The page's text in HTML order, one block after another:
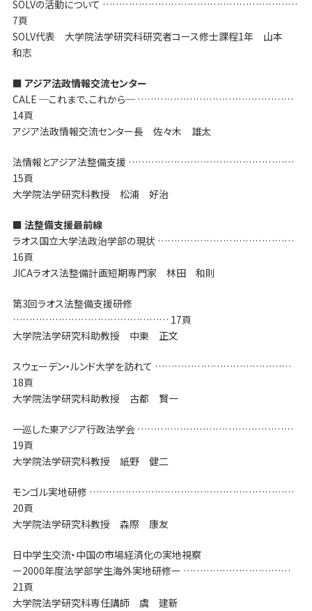
SOLVの活動について ……………………………………………………
7頁
SOLV代表 大学院法学研究科研究者コース修士課程1年 山本
和志
■ アジア法政情報交流センター
CALE ─これまで、これから─ …………………………………………
14頁
アジア法政情報交流センター長 佐々木 雄太
法情報とアジア法整備支援 ……………………………………………
15頁
大学院法学研究科教授 松浦 好治
■ 法整備支援最前線
ラオス国立大学法政治学部の現状 ……………………………………
16頁
JICAラオス法整備計画短期専門家 林田 和則
第3回ラオス法整備支援研修
………………………………………… 17頁
大学院法学研究科助教授 中東 正文
スウェーデン・ルンド大学を訪れて ……………………………………
18頁
大学院法学研究科助教授 古都 賢一
一巡した東アジア行政法学会 …………………………………………
19頁
大学院法学研究科教授 紙野 健二
モンゴル実地研修 ………………………………………………………
20頁
大学院法学研究科教授 森際 康友
日中学生交流・中国の市場経済化の実地視察
ー2000年度法学部学生海外実地研修ー ……………………………
21頁
大学院法学研究科専任講師 虞 建新